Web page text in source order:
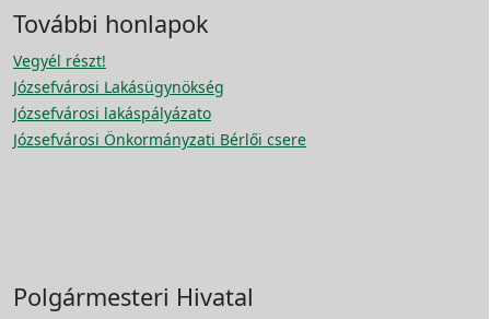
További honlapok
Vegyél részt!
Józsefvárosi Lakásügynökség
Józsefvárosi lakáspályázato
Józsefvárosi Önkormányzati Bérlői csere
Polgármesteri Hivatal